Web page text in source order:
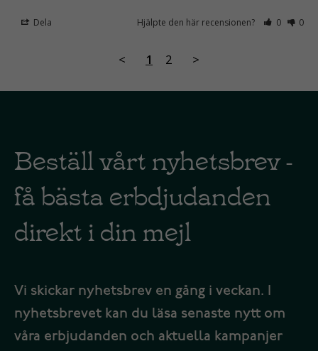
Dela Hjälpte den här recensionen? 0 0
< 1 2 >
Beställ vårt nyhetsbrev -
få bästa erbdjudanden
direkt i din mejl
Vi skickar nyhetsbrev en gång i veckan. I
nyhetsbrevet kan du läsa senaste nytt om
våra erbjudanden och aktuella kampanjer